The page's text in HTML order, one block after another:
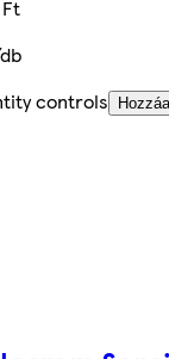
controls